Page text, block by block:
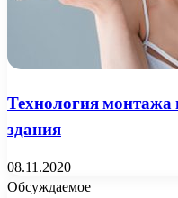
Технология монтажа
здания
08.11.2020
Обсуждаемое